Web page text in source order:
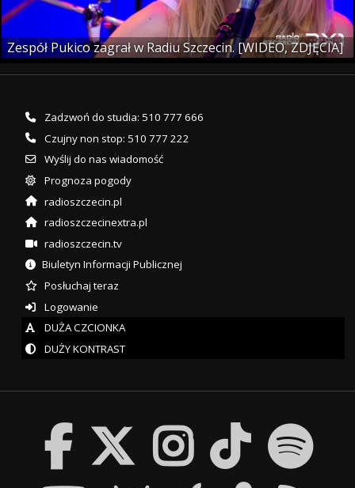
Zespół Pukico zagrał w Radiu Szczecin. [WIDEO, ZDJĘCIA]
Zadzwoń do studia: 510 777 666
Czujny non stop: 510 777 222
Wyślij do nas wiadomość
Prognoza pogody
radioszczecin.pl
radioszczecinextra.pl
radioszczecin.tv
Biuletyn Informacji Publicznej
Posłuchaj teraz
Logowanie
DUŻA CZCIONKA
DUŻY KONTRAST